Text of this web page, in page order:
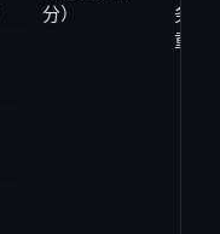
分）
务端
重试